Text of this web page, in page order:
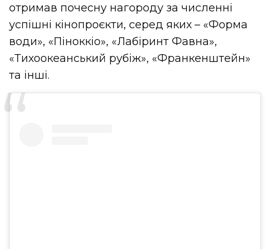
отримав почесну нагороду за численні
успішні кінопроєкти, серед яких – «Форма
води», «Піноккіо», «Лабіринт Фавна»,
«Тихоокеанський рубіж», «Франкенштейн»
та інші.